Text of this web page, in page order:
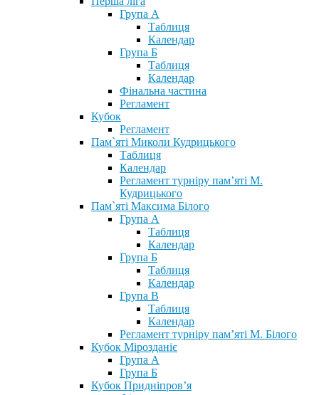
Група А
Таблиця
Календар
Група Б
Таблиця
Календар
Фінальна частина
Регламент
Кубок
Регламент
Пам`яті Миколи Кудрицького
Таблиця
Календар
Регламент турніру пам’яті М.
Кудрицького
Пам`яті Максима Білого
Група А
Таблиця
Календар
Група Б
Таблиця
Календар
Група В
Таблиця
Календар
Регламент турніру пам’яті М. Білого
Кубок Мірозданіє
Група А
Група Б
Кубок Придніпров’я